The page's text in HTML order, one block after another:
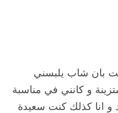
بان شاب يلبسني
و كانني في مناسبة
انا كذلك كنت سعيدة